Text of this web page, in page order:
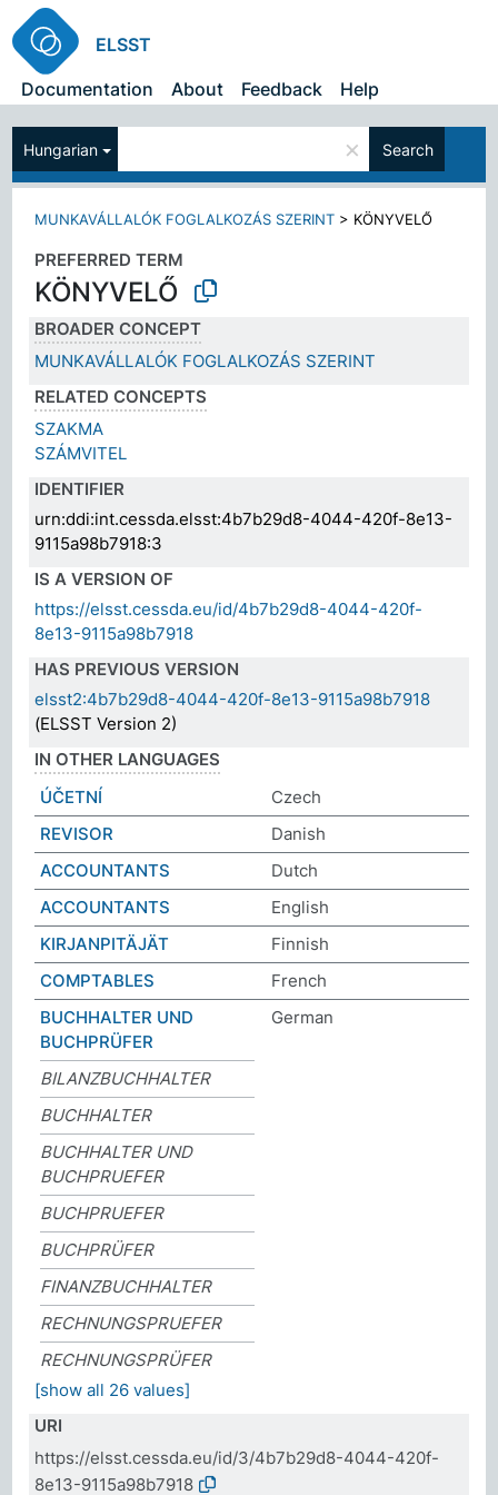
ELSST
Documentation
About Feedback Help
Hungarian × Search
MUNKAVÁLLALÓK FOGLALKOZÁS SZERINT > KÖNYVELŐ
PREFERRED TERM
KÖNYVELŐ
BROADER CONCEPT
MUNKAVÁLLALÓK FOGLALKOZÁS SZERINT
RELATED CONCEPTS
SZAKMA
SZÁMVITEL
IDENTIFIER
urn:ddi:int.cessda.elsst:4b7b29d8-4044-420f-8e13-
9115a98b7918:3
IS A VERSION OF
https://elsst.cessda.eu/id/4b7b29d8-4044-420f-
8e13-9115a98b7918
HAS PREVIOUS VERSION
elsst2:4b7b29d8-4044-420f-8e13-9115a98b7918
(ELSST Version 2)
IN OTHER LANGUAGES
ÚČETNÍ
Czech
REVISOR
Danish
ACCOUNTANTS
Dutch
ACCOUNTANTS
English
KIRJANPITÄJÄT
Finnish
COMPTABLES
French
BUCHHALTER UND
BUCHPRÜFER
German
BILANZBUCHHALTER
BUCHHALTER
BUCHHALTER UND
BUCHPRUEFER
BUCHPRUEFER
BUCHPRÜFER
FINANZBUCHHALTER
RECHNUNGSPRUEFER
RECHNUNGSPRÜFER
[show all 26 values]
URI
https://elsst.cessda.eu/id/3/4b7b29d8-4044-420f-
8e13-9115a98b7918